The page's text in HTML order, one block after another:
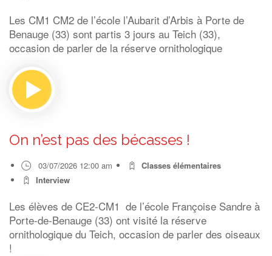
Les CM1 CM2 de l’école l’Aubarit d’Arbis à Porte de
Benauge (33) sont partis 3 jours au Teich (33),
occasion de parler de la réserve ornithologique
On n’est pas des bécasses !
03/07/2026 12:00 am
Classes élémentaires
Interview
Les élèves de CE2-CM1 de l’école Françoise Sandre à
Porte-de-Benauge (33) ont visité la réserve
ornithologique du Teich, occasion de parler des oiseaux
!